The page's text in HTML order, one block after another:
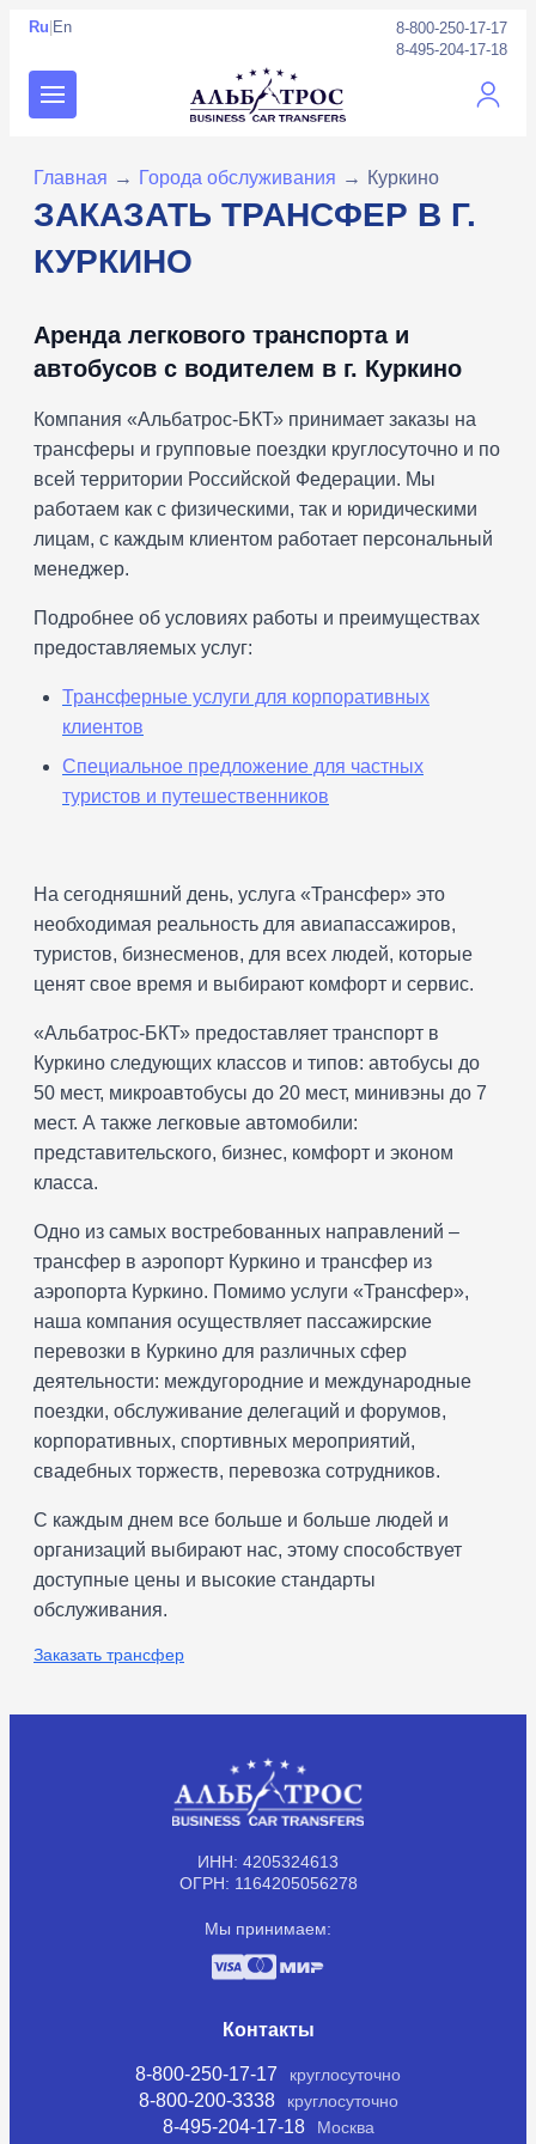
Ru En
8-800-250-17-17
8-495-204-17-18
Главная → Города обслуживания → Куркино
ЗАКАЗАТЬ ТРАНСФЕР В Г.
КУРКИНО
Аренда легкового транспорта и
автобусов с водителем в г. Куркино
Компания «Альбатрос-БКТ» принимает заказы на
трансферы и групповые поездки круглосуточно и по
всей территории Российской Федерации. Мы
работаем как с физическими, так и юридическими
лицам, с каждым клиентом работает персональный
менеджер.
Подробнее об условиях работы и преимуществах
предоставляемых услуг:
Трансферные услуги для корпоративных
клиентов
Специальное предложение для частных
туристов и путешественников
На сегодняшний день, услуга «Трансфер» это
необходимая реальность для авиапассажиров,
туристов, бизнесменов, для всех людей, которые
ценят свое время и выбирают комфорт и сервис.
«Альбатрос-БКТ» предоставляет транспорт в
Куркино следующих классов и типов: автобусы до
50 мест, микроавтобусы до 20 мест, минивэны до 7
мест. А также легковые автомобили:
представительского, бизнес, комфорт и эконом
класса.
Одно из самых востребованных направлений –
трансфер в аэропорт Куркино и трансфер из
аэропорта Куркино. Помимо услуги «Трансфер»,
наша компания осуществляет пассажирские
перевозки в Куркино для различных сфер
деятельности: междугородние и международные
поездки, обслуживание делегаций и форумов,
корпоративных, спортивных мероприятий,
свадебных торжеств, перевозка сотрудников.
С каждым днем все больше и больше людей и
организаций выбирают нас, этому способствует
доступные цены и высокие стандарты
обслуживания.
Заказать трансфер
ИНН: 4205324613
ОГРН: 1164205056278
Мы принимаем:
Контакты
8-800-250-17-17 круглосуточно
8-800-200-3338 круглосуточно
8-495-204-17-18 Москва